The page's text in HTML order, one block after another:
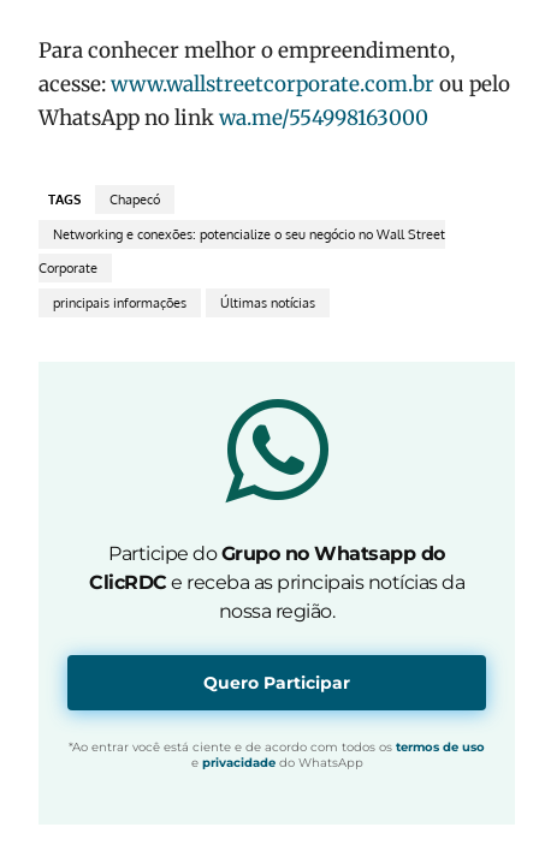
Para conhecer melhor o empreendimento,
acesse:www.wallstreetcorporate.com.brou pelo
WhatsApp no linkwa.me/554998163000
TAGS Chapecó
Networking e conexões: potencialize o seu negócio no Wall Street
Corporate
principais informações Últimas notícias
Participe doGrupo no Whatsapp do
ClicRDC e receba as principais notícias da
nossa região.
Quero Participar
*Ao entrar você está ciente e de acordo com todos ostermos de uso
e privacidadedo WhatsApp